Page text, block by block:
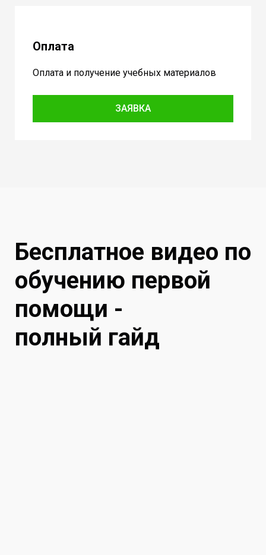
Оплата
Оплата и получение учебных материалов
ЗАЯВКА
Бесплатное видео по
обучению первой
помощи -
полный гайд